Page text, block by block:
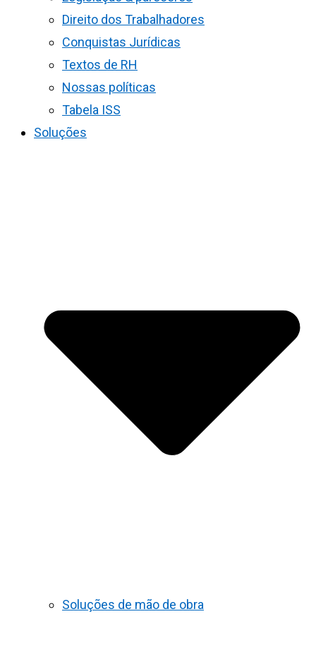
Direito dos Trabalhadores
Conquistas Jurídicas
Textos de RH
Nossas políticas
Tabela ISS
Soluções
Soluções de mão de obra